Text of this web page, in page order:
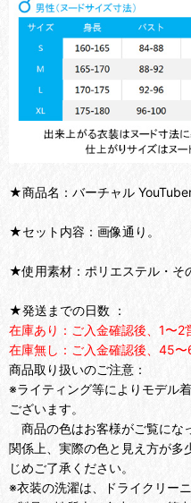
★商品名：バーチャル
★セット内容：画像通り。
★使用素材：ポリエステル・そ
★発送までの日数 ：
在庫あり：ご入金確認後、1〜2
在庫無し：ご入金確認後、45〜
商品取り扱いのご注意：
※ライティング等によりモデル
ございます。
商品の色はお客様がご覧にな
関係上、実際の色と見え方が多
じめご了承ください。
※衣装の洗濯は、ドライクリー